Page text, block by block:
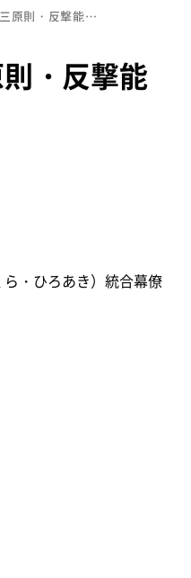
内倉統合幕僚長が定例会見 非核三原則・反撃能力の現況などに言及（6月12日）
・反撃能
・ひろあき）統合幕僚